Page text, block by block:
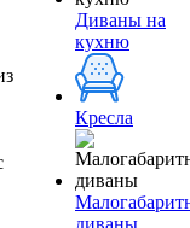
Диваны на
кухню
Кресла
диваны